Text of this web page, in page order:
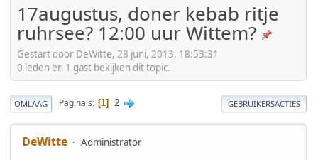
17augustus, doner kebab ritje
ruhrsee? 12:00 uur Wittem?
Gestart door DeWitte, 28 juni, 2013, 18:53:31
0 leden en 1 gast bekijken dit topic.
OMLAAG Pagina's 1 2 GEBRUIKERSACTIES
DeWitte Administrator